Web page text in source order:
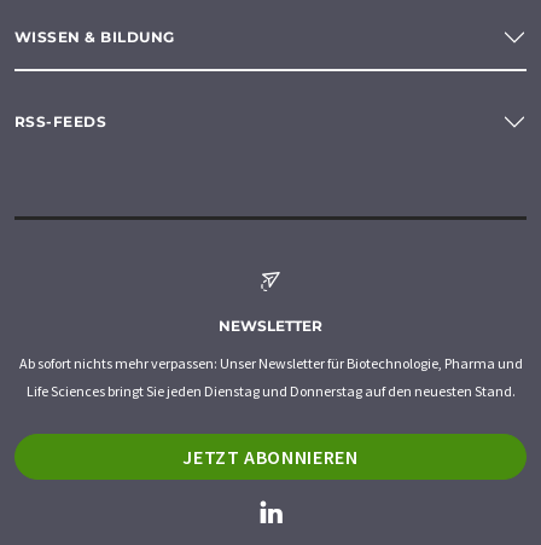
WISSEN & BILDUNG
RSS-FEEDS
NEWSLETTER
Ab sofort nichts mehr verpassen: Unser Newsletter für Biotechnologie, Pharma und
Life Sciences bringt Sie jeden Dienstag und Donnerstag auf den neuesten Stand.
JETZT ABONNIEREN